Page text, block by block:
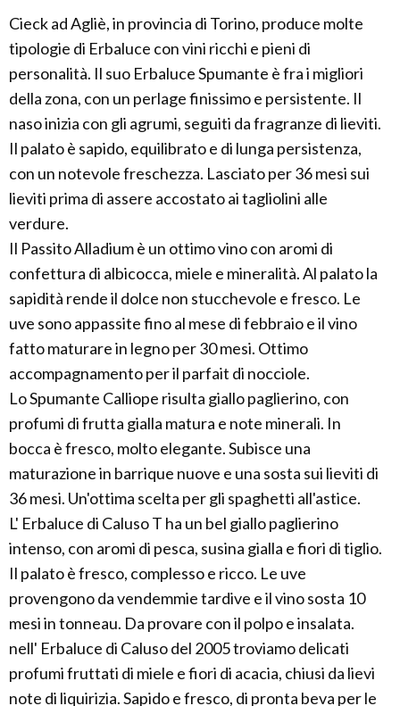
Cieck ad Agliè, in provincia di Torino, produce molte
tipologie di Erbaluce con vini ricchi e pieni di
personalità. Il suo Erbaluce Spumante è fra i migliori
della zona, con un perlage finissimo e persistente. Il
naso inizia con gli agrumi, seguiti da fragranze di lieviti.
Il palato è sapido, equilibrato e di lunga persistenza,
con un notevole freschezza. Lasciato per 36 mesi sui
lieviti prima di assere accostato ai tagliolini alle
verdure.
Il Passito Alladium è un ottimo vino con aromi di
confettura di albicocca, miele e mineralità. Al palato la
sapidità rende il dolce non stucchevole e fresco. Le
uve sono appassite fino al mese di febbraio e il vino
fatto maturare in legno per 30 mesi. Ottimo
accompagnamento per il parfait di nocciole.
Lo Spumante Calliope risulta giallo paglierino, con
profumi di frutta gialla matura e note minerali. In
bocca è fresco, molto elegante. Subisce una
maturazione in barrique nuove e una sosta sui lieviti di
36 mesi. Un'ottima scelta per gli spaghetti all'astice.
L' Erbaluce di Caluso T ha un bel giallo paglierino
intenso, con aromi di pesca, susina gialla e fiori di tiglio.
Il palato è fresco, complesso e ricco. Le uve
provengono da vendemmie tardive e il vino sosta 10
mesi in tonneau. Da provare con il polpo e insalata.
nell' Erbaluce di Caluso del 2005 troviamo delicati
profumi fruttati di miele e fiori di acacia, chiusi da lievi
note di liquirizia. Sapido e fresco, di pronta beva per le